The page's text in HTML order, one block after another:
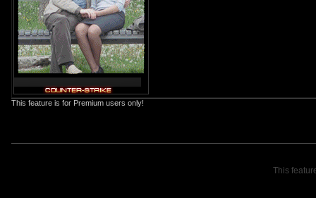
This feature is for Premium users only!
This